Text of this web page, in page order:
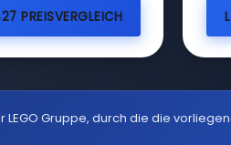
PREISVERGLEICH
LEGO Gruppe, durch die die